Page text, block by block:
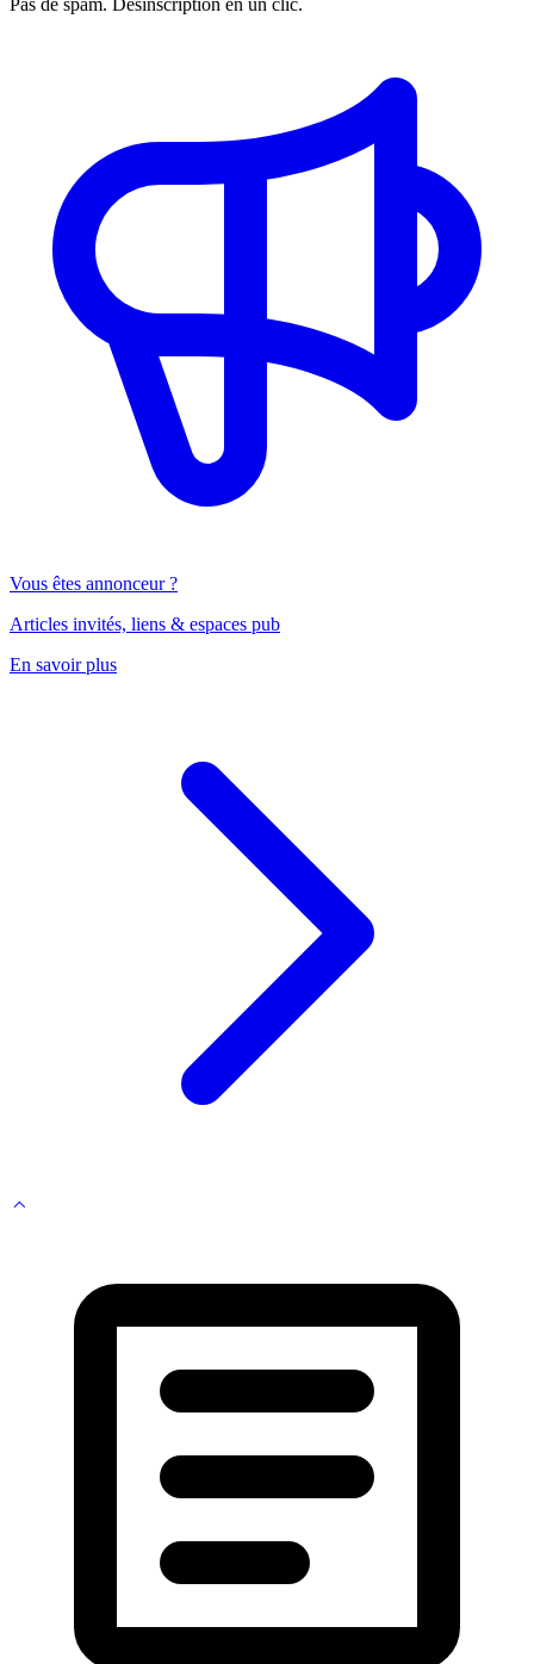
Pas de spam. Désinscription en un clic.
Vous êtes annonceur ?
Articles invités, liens & espaces pub
En savoir plus